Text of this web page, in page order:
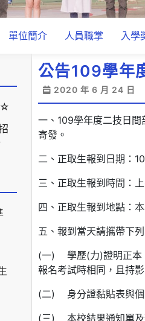
單位簡介 人員職掌 入學
公告109學年
2020 年 6 月 24 日
一、109學年度二技日
寄發。
二、正取生報到日期：
三、正取生報到時間：
四、正取生報到地點：
五、報到當天請攜帶下
(一) 學歷(力)證明正本
報名考試時相同，且持影
(二) 身分證黏貼表與個
(三) 本校結果通知單及